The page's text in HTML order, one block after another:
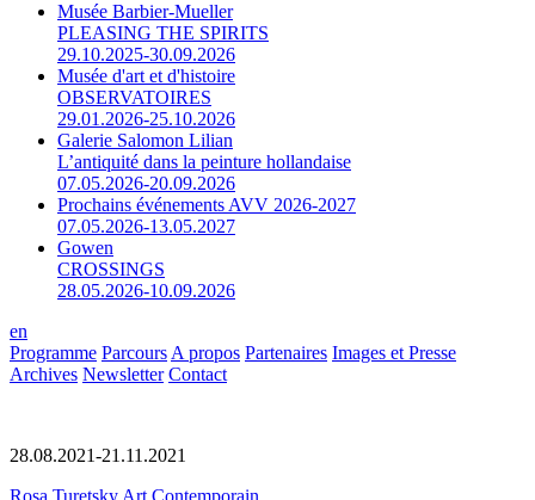
Musée Barbier-Mueller
PLEASING THE SPIRITS
29.10.2025-30.09.2026
Musée d'art et d'histoire
OBSERVATOIRES
29.01.2026-25.10.2026
Galerie Salomon Lilian
L’antiquité dans la peinture hollandaise
07.05.2026-20.09.2026
Prochains événements AVV 2026-2027
07.05.2026-13.05.2027
Gowen
CROSSINGS
28.05.2026-10.09.2026
en
Programme Parcours A propos Partenaires Images et Presse
Archives Newsletter Contact
28.08.2021-21.11.2021
Rosa Turetsky Art Contemporain